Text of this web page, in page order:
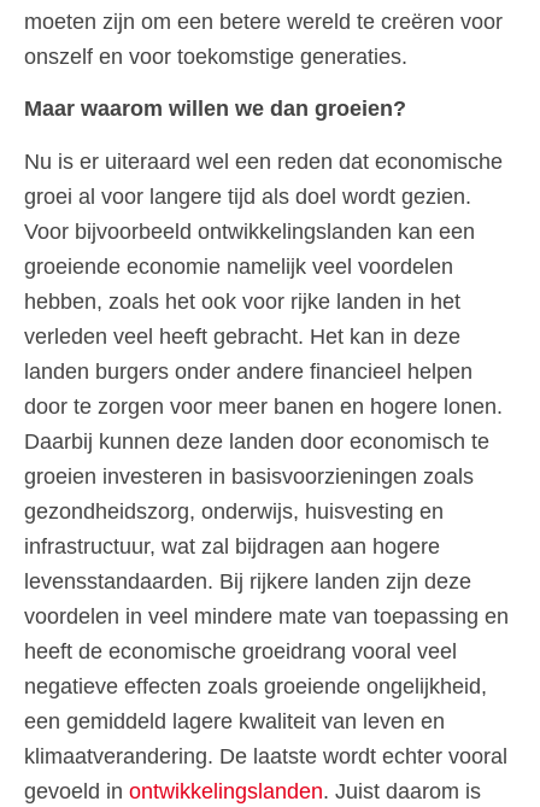
moeten zijn om een betere wereld te creëren voor
onszelf en voor toekomstige generaties.
Maar waarom willen we dan groeien?
Nu is er uiteraard wel een reden dat economische
groei al voor langere tijd als doel wordt gezien.
Voor bijvoorbeeld ontwikkelingslanden kan een
groeiende economie namelijk veel voordelen
hebben, zoals het ook voor rijke landen in het
verleden veel heeft gebracht. Het kan in deze
landen burgers onder andere financieel helpen
door te zorgen voor meer banen en hogere lonen.
Daarbij kunnen deze landen door economisch te
groeien investeren in basisvoorzieningen zoals
gezondheidszorg, onderwijs, huisvesting en
infrastructuur, wat zal bijdragen aan hogere
levensstandaarden. Bij rijkere landen zijn deze
voordelen in veel mindere mate van toepassing en
heeft de economische groeidrang vooral veel
negatieve effecten zoals groeiende ongelijkheid,
een gemiddeld lagere kwaliteit van leven en
klimaatverandering. De laatste wordt echter vooral
gevoeld in ontwikkelingslanden. Juist daarom is